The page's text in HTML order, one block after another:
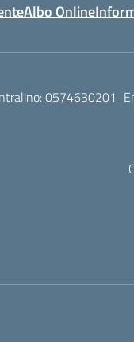
Albo Online
0574630201